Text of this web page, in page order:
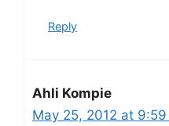
Reply
Ahli Kompie
May 25, 2012 at 9:59